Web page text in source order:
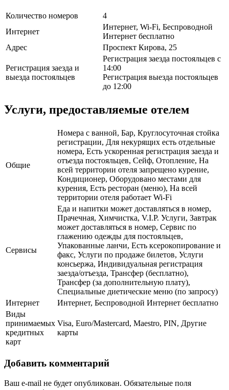
Количество номеров
4
Интернет
Интернет, Wi-Fi, Беспроводной
Интернет бесплатно
Адрес
Проспект Кирова, 25
Регистрация заезда и
выезда постояльцев
Регистрация заезда постояльцев с
14:00
Регистрация выезда постояльцев
до 12:00
Услуги, предоставляемые отелем
Общие
Номера с ванной, Бар, Круглосуточная стойка
регистрации, Для некурящих есть отдельные
номера, Есть ускоренная регистрация заезда и
отъезда постояльцев, Сейф, Отопление, На
всей территории отеля запрещено курение,
Кондиционер, Оборудовано местами для
курения, Есть ресторан (меню), На всей
территории отеля работает Wi-Fi
Сервисы
Еда и напитки может доставляться в номер,
Прачечная, Химчистка, V.I.P. Услуги, Завтрак
может доставляться в номер, Сервис по
глажению одежды для постояльцев,
Упакованные ланчи, Есть ксерокопирование и
факс, Услуги по продаже билетов, Услуги
консьержа, Индивидуальная регистрация
заезда/отъезда, Трансфер (бесплатно),
Трансфер (за дополнительную плату),
Специальные диетические меню (по запросу)
Интернет
Интернет, Беспроводной Интернет бесплатно
Виды
принимаемых
кредитных
карт
Visa, Euro/Mastercard, Maestro, PIN, Другие
карты
Добавить комментарий
Ваш e-mail не будет опубликован. Обязательные поля